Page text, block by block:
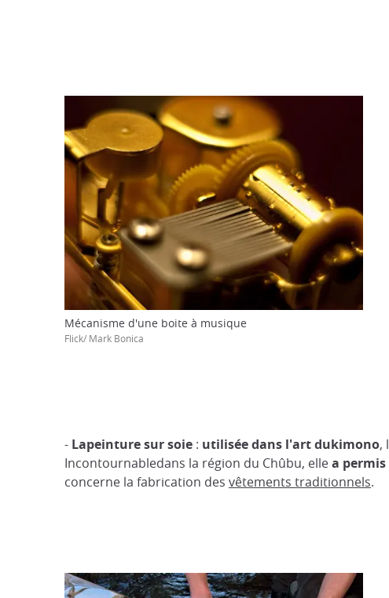
Mécanisme d'une boite à musique
Flick/ Mark Bonica
- Lapeinture sur soie : utilisée dans l'art dukimono,
Incontournabledans la région du Chûbu, ellea
concerne la fabrication des vêtements traditionnels.